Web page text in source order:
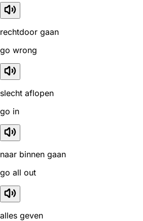
rechtdoor gaan
go wrong
slecht aflopen
go in
naar binnen gaan
go all out
alles geven